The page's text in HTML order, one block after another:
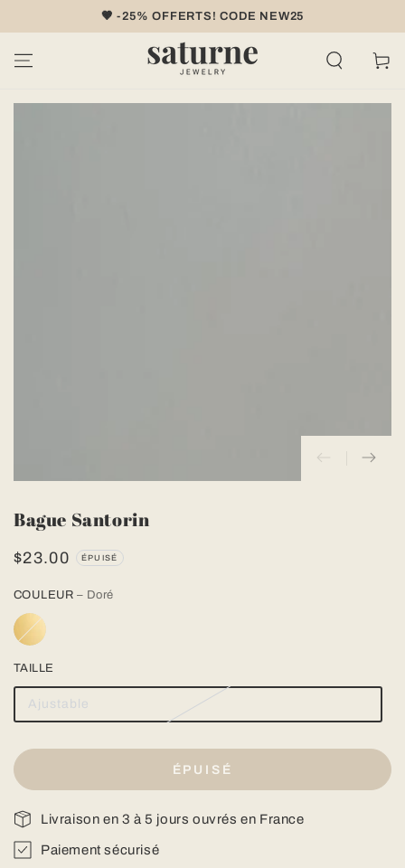
IGNORER LE🤎 -25% OFFERTS! CODE NEW25
Panier
Bague Santorin
Prix
$23.00 ÉPUISÉ
COULEUR– Doré
TAILLE
Ajustable
ÉPUISÉ
Livraison en 3 à 5 jours ouvrés en France
Paiement sécurisé